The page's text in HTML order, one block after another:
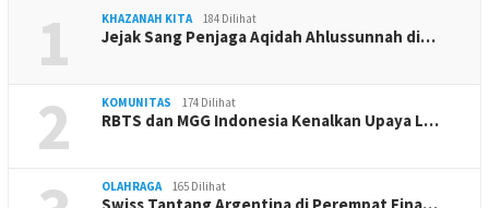
1 KHAZANAH KITA 184 Dilihat
Jejak Sang Penjaga Aqidah Ahlussunnah di…
2 KOMUNITAS 174 Dilihat
RBTS dan MGG Indonesia Kenalkan Upaya L…
OLAHRAGA 165 Dilihat